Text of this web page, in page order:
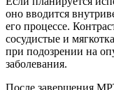
оно вводится
его процессе.
сосудистые и
при подозрении на
заболевания.
После завершения